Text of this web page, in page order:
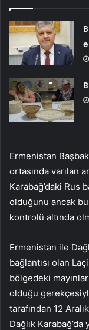
Ermenistan
ortasında varılan
Karabağ’daki Rus
olduğunu ancak
kontrolü altında
Ermenistan ile
bağlantısı olan
bölgedeki
olduğu
tarafından 12
Dağlık